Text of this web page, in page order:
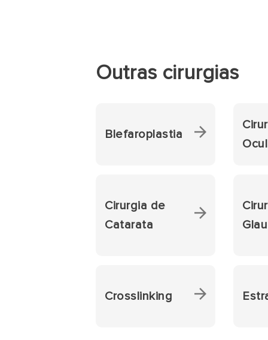
Outras cirurgias
Blefaroplastia
Cirurgia de
Catarata
Crosslinking